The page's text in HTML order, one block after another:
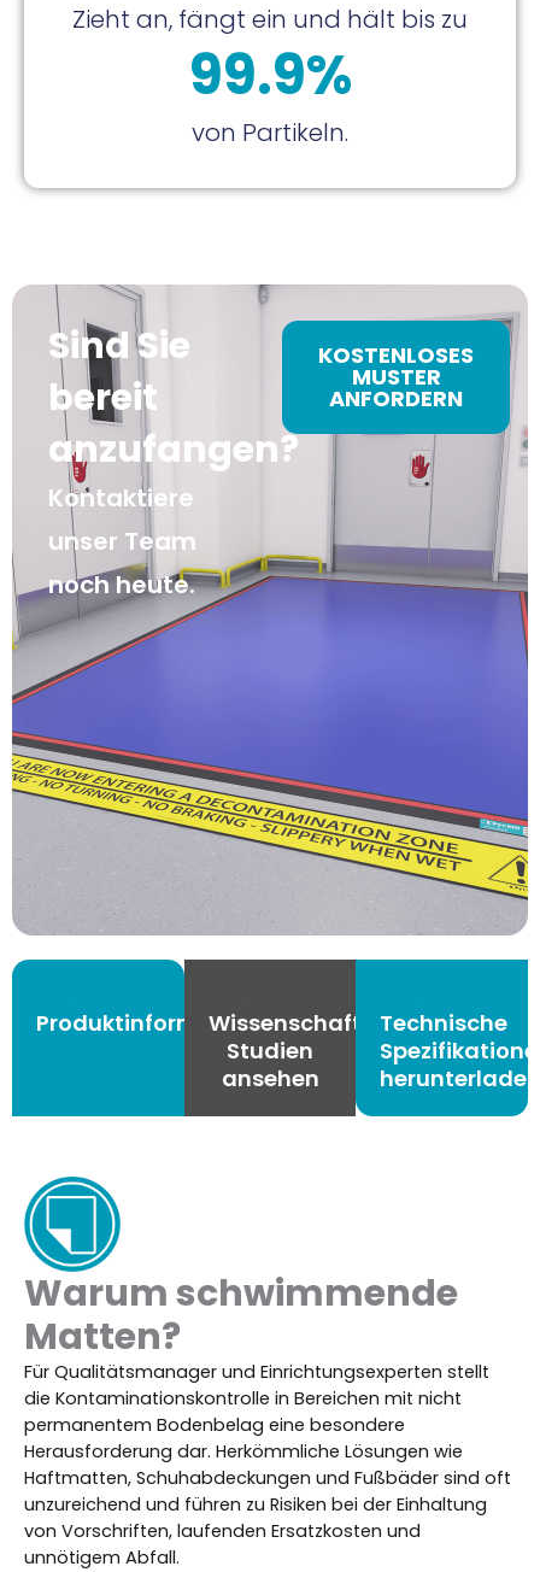
Zieht an, fängt ein und hält bis zu
99.9%
von Partikeln.
Sind Sie
bereit
anzufangen?
Kontaktiere
unser Team
noch heute.
KOSTENLOSES
MUSTER
ANFORDERN
Produktinformationsblatt
Wissenschaftliche
Studien
ansehen
Technische
Warum schwimmende
Matten?
Für Qualitätsmanager und Einrichtungsexperten stellt
die Kontaminationskontrolle in Bereichen mit nicht
permanentem Bodenbelag eine besondere
Herausforderung dar. Herkömmliche Lösungen wie
Haftmatten, Schuhabdeckungen und Fußbäder sind oft
unzureichend und führen zu Risiken bei der Einhaltung
von Vorschriften, laufenden Ersatzkosten und
unnötigem Abfall.